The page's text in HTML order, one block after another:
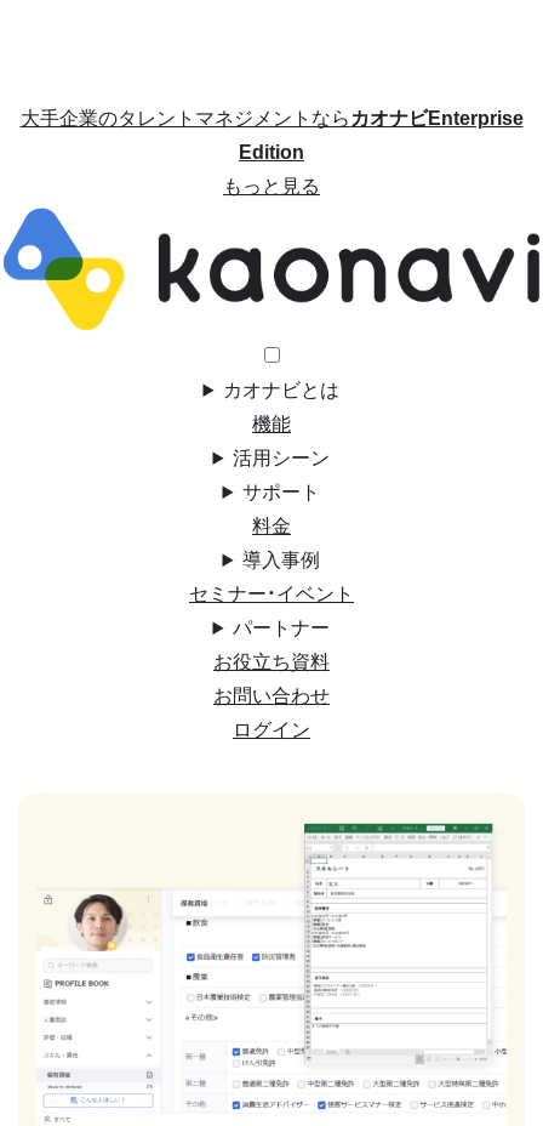
大手企業のタレントマネジメントならカオナビEnterprise
Edition
もっと見る
カオナビとは
機能
活用シーン
サポート
料金
導入事例
セミナー・イベント
パートナー
お役立ち資料
お問い合わせ
ログイン